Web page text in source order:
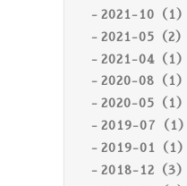
2021-10（1）
2021-05（2）
2021-04（1）
2020-08（1）
2020-05（1）
2019-07（1）
2019-01（1）
2018-12（3）